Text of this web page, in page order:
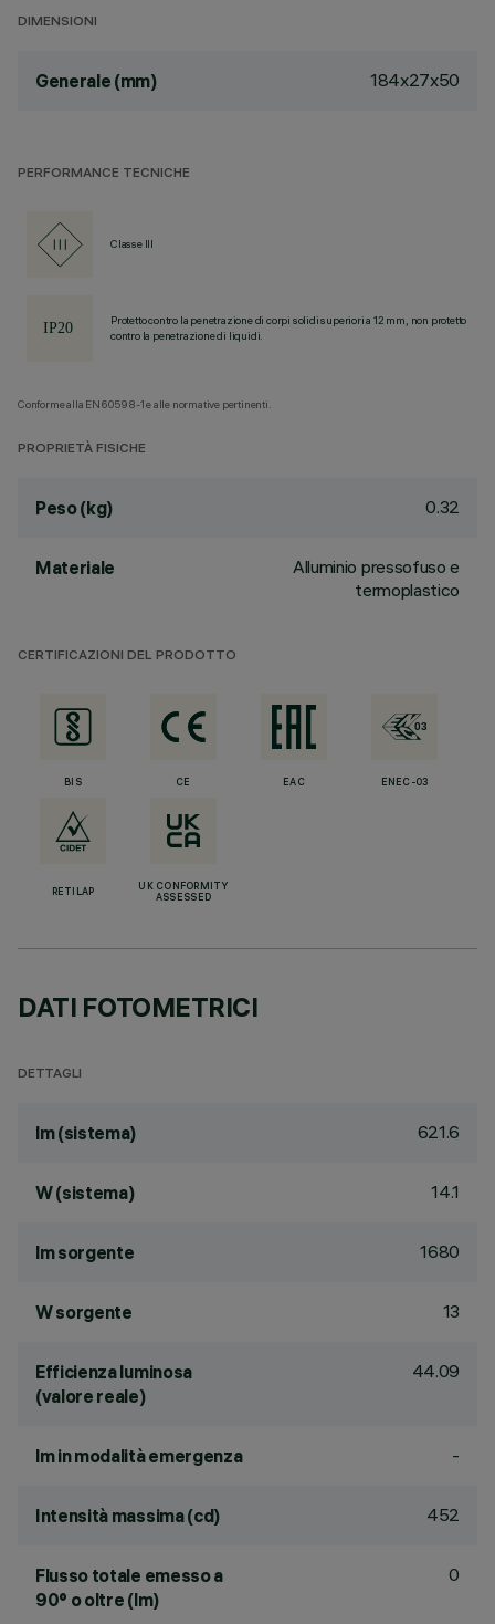
DIMENSIONI
Generale (mm) 184x27x50
PERFORMANCE TECNICHE
Classe III
Protetto contro la penetrazione di corpi solidi superiori a 12 mm, non protetto
contro la penetrazione di liquidi.
Conforme alla EN60598-1 e alle normative pertinenti.
PROPRIETÀ FISICHE
Peso (kg) 0.32
Materiale
Alluminio pressofuso e
termoplastico
CERTIFICAZIONI DEL PRODOTTO
BIS CE EAC ENEC-03
RETILAP
UK CONFORMITY
ASSESSED
DATI FOTOMETRICI
DETTAGLI
lm (sistema) 621.6
W (sistema) 14.1
lm sorgente 1680
W sorgente 13
Efficienza luminosa
(valore reale)
44.09
lm in modalità emergenza -
Intensità massima (cd) 452
Flusso totale emesso a
90° o oltre (lm)
0